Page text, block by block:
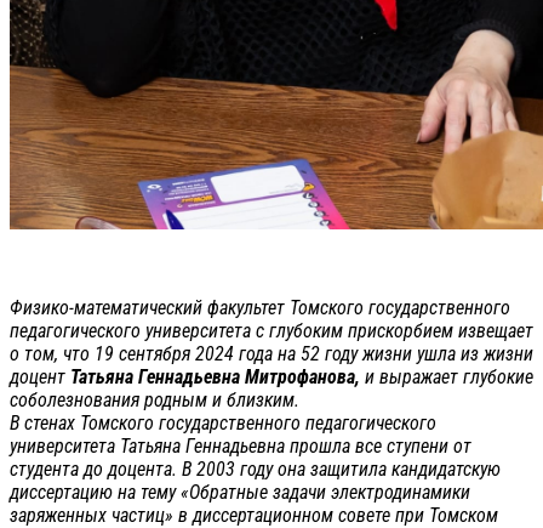
Физико-математический факультет Томского государственного
педагогического университета с глубоким прискорбием извещает
о том, что 19 сентября 2024 года на 52 году жизни ушла из жизни
доцент Татьяна Геннадьевна Митрофанова, и выражает глубокие
соболезнования родным и близким.
В стенах Томского государственного педагогического
университета Татьяна Геннадьевна прошла все ступени от
студента до доцента. В 2003 году она защитила кандидатскую
диссертацию на тему «Обратные задачи электродинамики
заряженных частиц» в диссертационном совете при Томском